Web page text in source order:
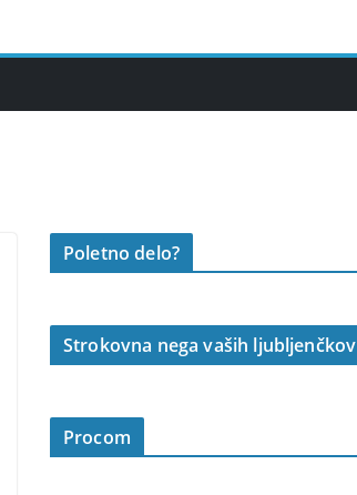
Poletno delo?
Strokovna nega vaših ljubljenčkov
Procom